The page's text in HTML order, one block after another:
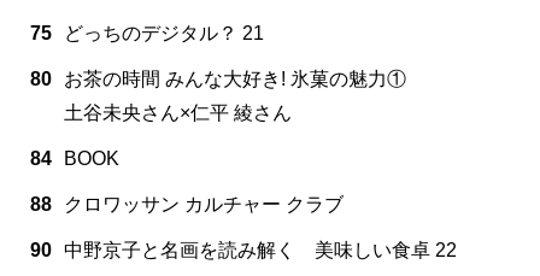
75 どっちのデジタル？ 21
80
お茶の時間 みんな大好き! 氷菓の魅力①
土谷未央さん×仁平 綾さん
84 BOOK
88 クロワッサン カルチャー クラブ
90 中野京子と名画を読み解く 美味しい食卓 22